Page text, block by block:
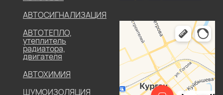
АВТОСИГНАЛИЗАЦИЯ
АВТОТЕПЛО,
утеплитель
радиатора,
двигателя
АВТОХИМИЯ
ШУМОИЗОЛЯЦИЯ